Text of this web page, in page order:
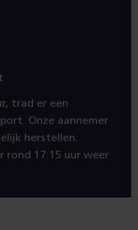
trad er een
Onze aannemer
herstellen.
rond 17.15 uur weer